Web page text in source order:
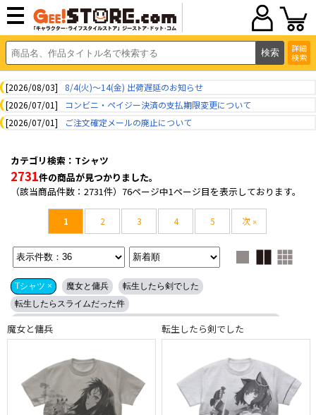
詳細
検索
[2026/08/03]
8/4(火)～14(金) 出荷遅延のお知らせ
[2026/07/01]
コンビニ・ペイジー決済の支払期限変更について
[2026/07/01]
ご注文確定メールの廃止について
カテゴリ検索：Tシャツ
2731件の商品が見つかりました。
（該当商品件数：2731件）76ページ中1ページ目を表示しております。
1 2 3 4 5 次 »
Tシャツ × 魔女と傭兵
転生したら剣でした
転生したらスライムだった件
ガールズバンドクライ
anemoi
学園アイドルマスター
アイドルマスター ミリオンライブ！
アイドルマスター シンデレラガールズ
【推しの子】
デート・ア・ライブV
デート・ア・ライブIV
アニメ「無職転生III ～異世界行ったら本気だす～」
日本三國
魔女と傭兵 転生したら剣でした